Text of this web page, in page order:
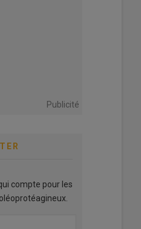
Publicité
compte pour les